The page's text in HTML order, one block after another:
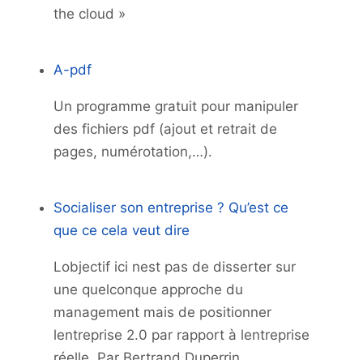
the cloud »
A-pdf
Un programme gratuit pour manipuler
des fichiers pdf (ajout et retrait de
pages, numérotation,…).
Socialiser son entreprise ? Qu’est ce
que ce cela veut dire
Lobjectif ici nest pas de disserter sur
une quelconque approche du
management mais de positionner
lentreprise 2.0 par rapport à lentreprise